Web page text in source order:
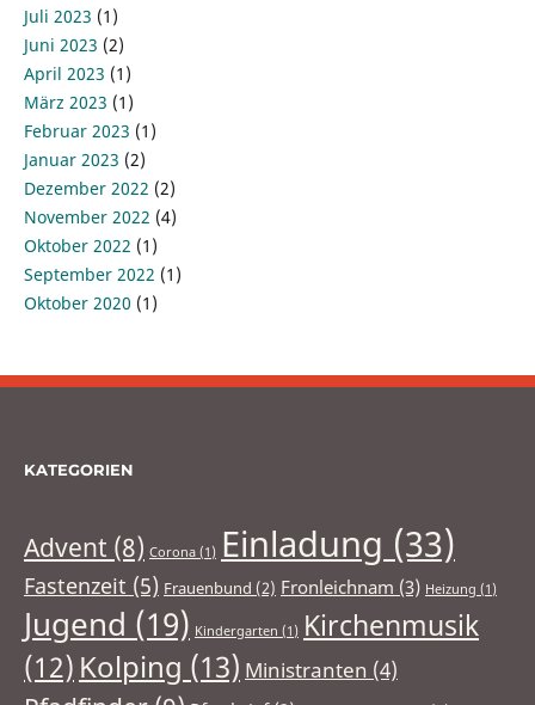
Juli 2023 (1)
Juni 2023 (2)
April 2023 (1)
März 2023 (1)
Februar 2023 (1)
Januar 2023 (2)
Dezember 2022 (2)
November 2022 (4)
Oktober 2022 (1)
September 2022 (1)
Oktober 2020 (1)
KATEGORIEN
Advent (8) Corona (1) Einladung (33)
Fastenzeit (5) Frauenbund (2) Fronleichnam (3) Heizung (1)
Jugend (19) Kindergarten (1) Kirchenmusik
(12) Kolping (13) Ministranten (4)